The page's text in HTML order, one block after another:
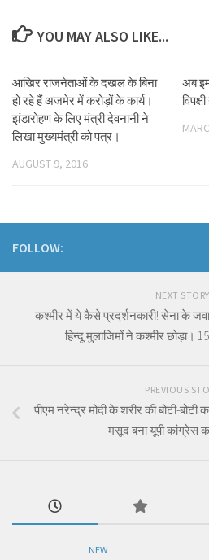
YOU MAY ALSO LIKE...
आखिर राजनेताओं के दखल के बिना
हो रहे हैं अजमेर में करोड़ों के कार्य।
झंडारोहण के लिए मंत्री देवनानी ने
लिखा मुख्यमंत्री को पत्र।
AUGUST 9, 2016
अब
FOLLOW:
NEXT STORY
कश्मीर में ये कैसे प्रदर्शनकारी! सेना के
हिन्दू मुलाजिमों ने कश्मीर छोड़ा।
PREVIOUS
पीएम नरेन्द्र मोदी के शरीर की बोटी-
मसूद बना यूपी कांग्रेस
NEW